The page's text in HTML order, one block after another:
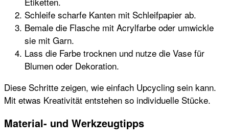
Schleife scharfe Kanten mit Schleifpapier ab.
Bemale die Flasche mit Acrylfarbe oder umwickle
sie mit Garn.
Lass die Farbe trocknen und nutze die Vase für
Blumen oder Dekoration.
Diese Schritte zeigen, wie einfach Upcycling sein kann.
Mit etwas Kreativität entstehen so individuelle Stücke.
Material- und Werkzeugtipps